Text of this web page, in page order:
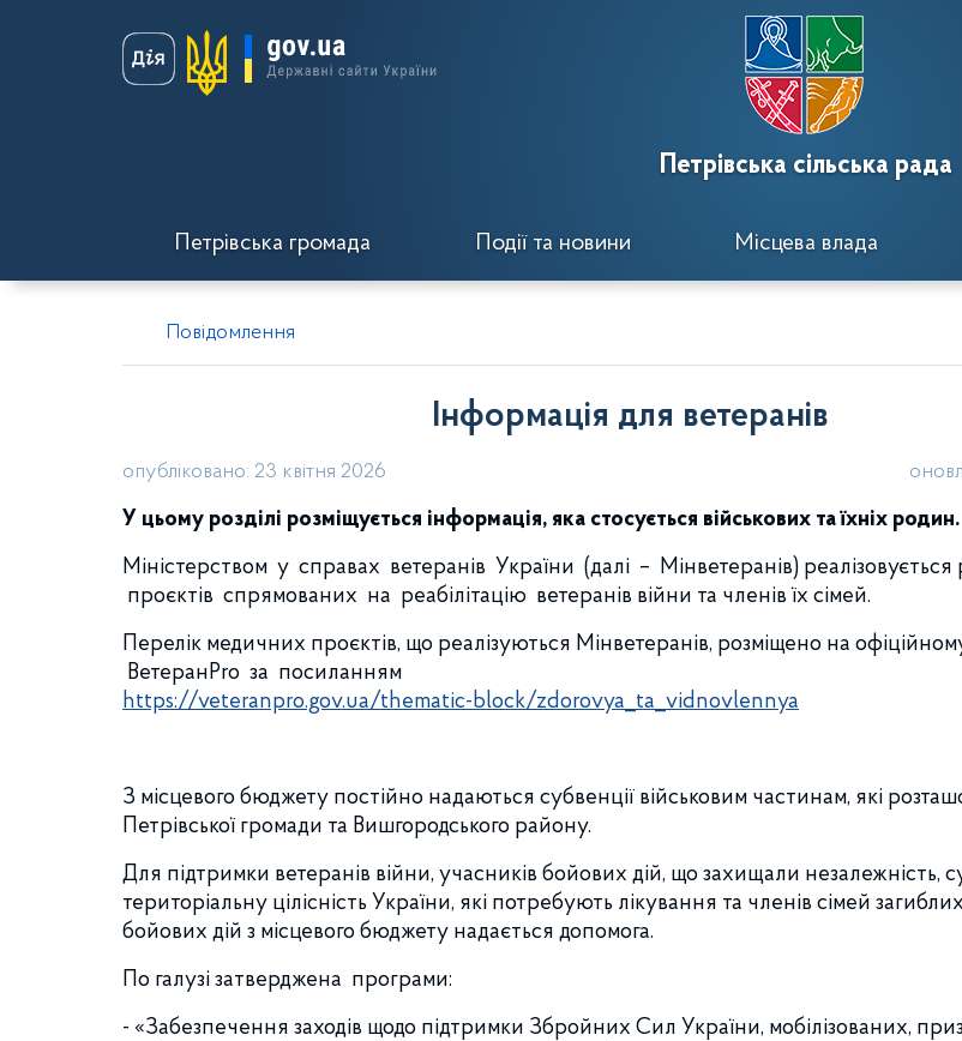
Петрівська сільська рада
Петрівська громада Події та новини Місцева влада
Повідомлення
Інформація для ветеранів
опубліковано: 23 квітня 2026
У цьому розділі розміщується інформація, яка стосується військових та їхніх родин.
Міністерством у справах ветеранів України (далі – Мінветеранів)
проєктів спрямованих на реабілітацію ветеранів війни та членів їх сімей.
Перелік медичних проєктів, що реалізуються Мінветеранів, розміщено на
ВетеранPro за посиланням
https://veteranpro.gov.ua/thematic-block/zdorovya_ta_vidnovlennya
З місцевого бюджету постійно надаються субвенції військовим частинам, які
Петрівської громади та Вишгородського району.
Для підтримки ветеранів війни, учасників бойових дій, що захищали незалежність,
територіальну цілісність України, які потребують лікування та членів сімей
бойових дій з місцевого бюджету надається допомога.
По галузі затверджена програми:
- «Забезпечення заходів щодо підтримки Збройних Сил України, мобілізованих,